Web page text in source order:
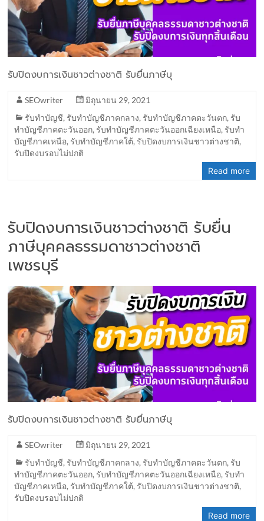
รับปิดงบการเงินชาวต่างชาติ รับยื่นภาษีบุ
SEOwriter
มิถุนายน 29, 2021
รับทำบัญชี, รับทำบัญชีภาคกลาง, รับทำบัญชีภาคตะวันตก, รับ
ทำบัญชีภาคตะวันออก, รับทำบัญชีภาคตะวันออกเฉียงเหนือ, รับทำ
บัญชีภาคเหนือ, รับทำบัญชีภาคใต้, รับปิดงบการเงินชาวต่างชาติ,
รับปิดงบรอบไม่ปกติ
Read more
รับปิดงบการเงินชาวต่างชาติ รับยื่น
ภาษีบุคคลธรรมดาชาวต่างชาติ
เพชรบุรี
รับปิดงบการเงินชาวต่างชาติ รับยื่นภาษีบุ
SEOwriter
มิถุนายน 29, 2021
รับทำบัญชี, รับทำบัญชีภาคกลาง, รับทำบัญชีภาคตะวันตก, รับ
ทำบัญชีภาคตะวันออก, รับทำบัญชีภาคตะวันออกเฉียงเหนือ, รับทำ
บัญชีภาคเหนือ, รับทำบัญชีภาคใต้, รับปิดงบการเงินชาวต่างชาติ,
รับปิดงบรอบไม่ปกติ
Read more